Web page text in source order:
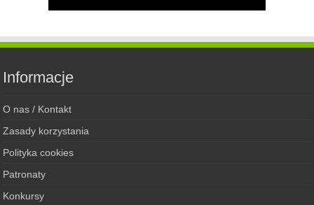
Informacje
O nas / Kontakt
Zasady korzystania
Polityka cookies
Patronaty
Konkursy